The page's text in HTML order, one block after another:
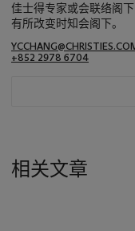
佳士得专家或会联络阁
有所改变时知会阁下。
+852 2978 6704
相关文章